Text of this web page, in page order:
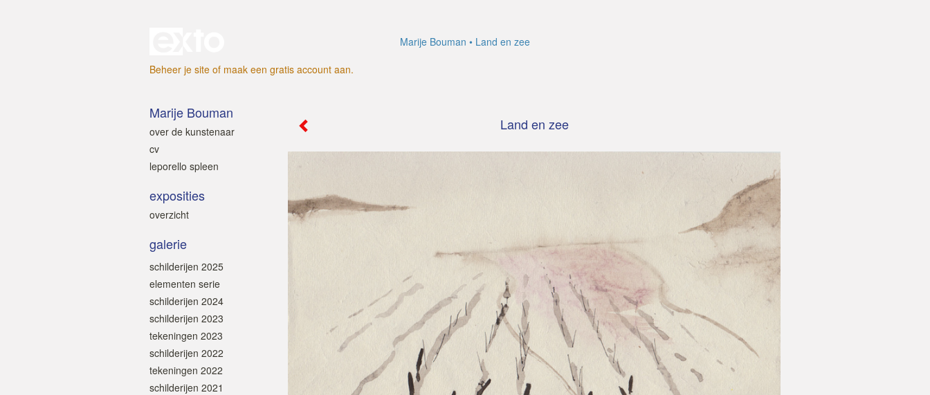
Marije Bouman
Land en zee
Beheer je site of maak een gratis account aan.
Land en zee
Marije Bouman
over de kunstenaar
cv
leporello spleen
exposities
overzicht
galerie
schilderijen 2025
elementen serie
schilderijen 2024
schilderijen 2023
tekeningen 2023
schilderijen 2022
tekeningen 2022
schilderijen 2021